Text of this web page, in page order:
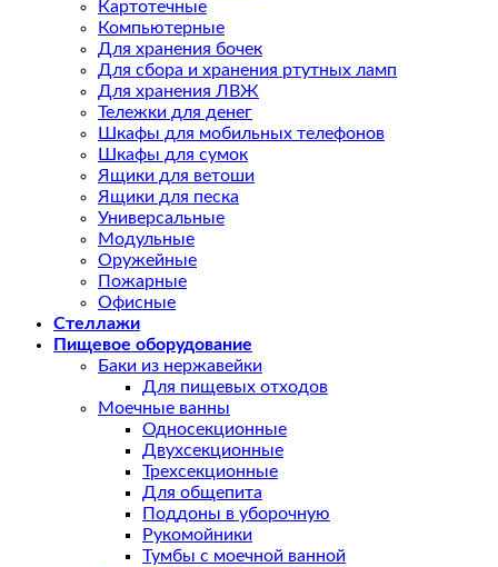
Картотечные
Компьютерные
Для хранения бочек
Для сбора и хранения ртутных ламп
Для хранения ЛВЖ
Тележки для денег
Шкафы для мобильных телефонов
Шкафы для сумок
Ящики для ветоши
Ящики для песка
Универсальные
Модульные
Оружейные
Пожарные
Офисные
Стеллажи
Пищевое оборудование
Баки из нержавейки
Для пищевых отходов
Моечные ванны
Односекционные
Двухсекционные
Трехсекционные
Для общепита
Поддоны в уборочную
Рукомойники
Тумбы с моечной ванной